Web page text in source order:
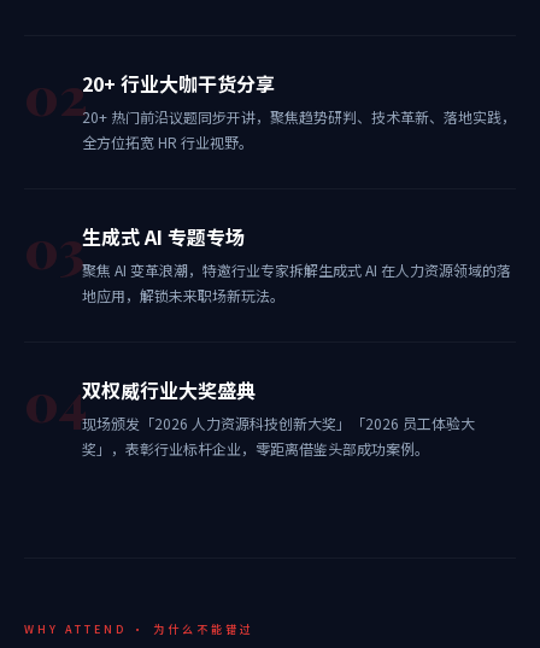
0220+ 行业大咖干货分享
20+ 热门前沿议题同步开讲，聚焦趋势研判、技术革新、落地实践，
全方位拓宽 HR 行业视野。
03生成式 AI 专题专场
聚焦 AI 变革浪潮，特邀行业专家拆解生成式 AI 在人力资源领域的落
地应用，解锁未来职场新玩法。
04双权威行业大奖盛典
现场颁发「2026 人力资源科技创新大奖」「2026 员工体验大
奖」，表彰行业标杆企业，零距离借鉴头部成功案例。
WHY ATTEND · 为什么不能错过